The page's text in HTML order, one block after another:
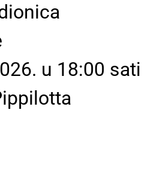
u 18:00 sati